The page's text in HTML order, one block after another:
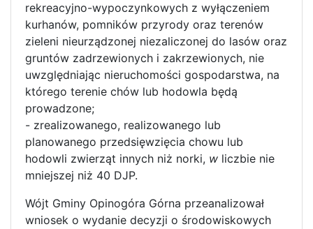
rekreacyjno-wypoczynkowych z wyłączeniem
kurhanów, pomników przyrody oraz terenów
zieleni nieurządzonej niezaliczonej do lasów oraz
gruntów zadrzewionych i zakrzewionych, nie
uwzględniając nieruchomości gospodarstwa, na
którego terenie chów lub hodowla będą
prowadzone;
- zrealizowanego, realizowanego lub
planowanego przedsięwzięcia chowu lub
hodowli zwierząt innych niż norki, w liczbie nie
mniejszej niż 40 DJP.
Wójt Gminy Opinogóra Górna przeanalizował
wniosek o wydanie decyzji o środowiskowych